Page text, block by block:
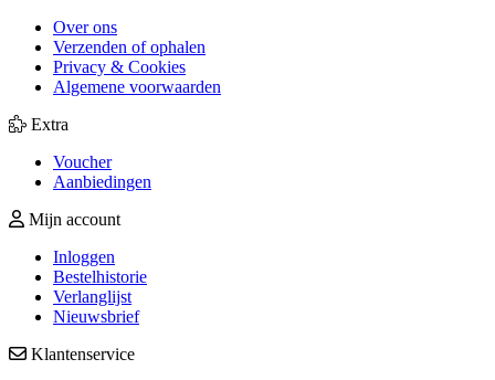
Over ons
Verzenden of ophalen
Privacy & Cookies
Algemene voorwaarden
Extra
Voucher
Aanbiedingen
Mijn account
Inloggen
Bestelhistorie
Verlanglijst
Nieuwsbrief
Klantenservice